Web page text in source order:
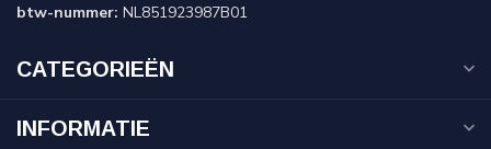
btw-nummer: NL851923987B01
CATEGORIEËN
INFORMATIE